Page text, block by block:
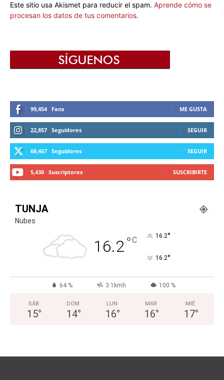
Este sitio usa Akismet para reducir el spam. Aprende cómo se
procesan los datos de tus comentarios.
99,454 Fans ME GUSTA
22,857 Seguidores SEGUIR
68,467 Seguidores SEGUIR
5,430 Suscriptores SUSCRIBIRTE
TUNJA
Nubes
16.2°C 16.2°
16.2°
64 % 3.1kmh 100 %
SÁB
15°
DOM
14°
LUN
16°
MAR
16°
MIÉ
17°